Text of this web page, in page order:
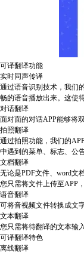
可译翻译功能
实时同声传译
通过语音识别技术，我们
畅的语音播放出来。这使
对话翻译
面对面的对话APP能够将
拍照翻译
通过拍照功能，我们的
中遇到的菜单、标志、公
文档翻译
无论是PDF文件、word文
您只需将文件上传至APP
语音翻译
可将音视频文件转换成文
文本翻译
您只需将待翻译的文本输
可译翻译特色
离线翻译